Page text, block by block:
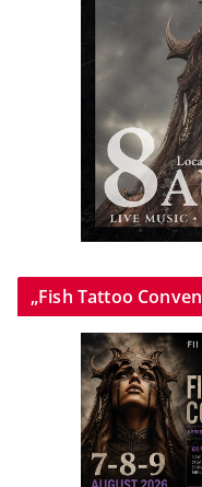
„Fish Tattoo